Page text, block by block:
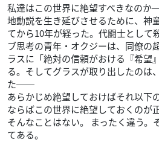
私達はこの世界に絶望すべきなの
地動説を生き延びさせるために、神
てから10年が経った。代闘士として
ブ思考の青年・オクジーは、同僚の
ラスに「絶対の信頼がおける『希望
る。そしてグラスが取り出したのは
た――
あらかじめ絶望しておけばそれ以下
ならばこの世界に絶望しておくのが
そんなことはない。 まったく違う。
てある。